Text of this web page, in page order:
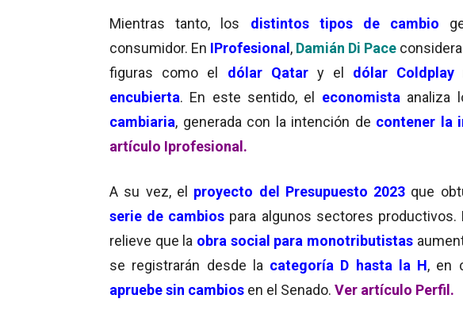
Mientras tanto, los distintos tipos de cambio
consumidor. En IProfesional, Damián Di Pace
figuras como el dólar Qatary el dólar Coldplay
encubierta. En este sentido, el economista analiza
cambiaria, generada con la intención de contener la
artículo Iprofesional.
A su vez, el proyecto del Presupuesto 2023 que
serie de cambios para algunos sectores productivos.
relieve que la obra social para monotributistas
se registrarán desde la categoría D hasta la H, en
apruebe sin cambios en el Senado. Ver artículo Perfil.